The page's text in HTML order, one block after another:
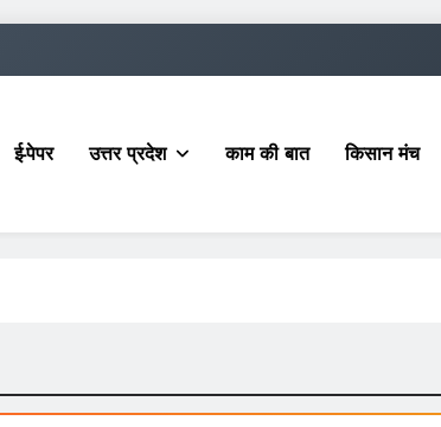
ई-पेपर उत्तर प्रदेश काम की बात किसान मंच